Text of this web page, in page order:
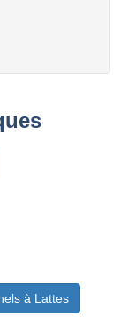
à Lattes